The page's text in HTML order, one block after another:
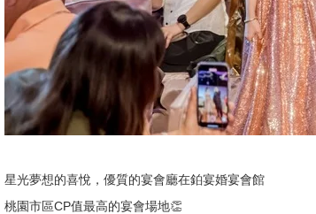
星光夢想的喜悅，優質的宴會廳在鉑宴婚宴會館
桃園市區CP值最高的宴會場地👏